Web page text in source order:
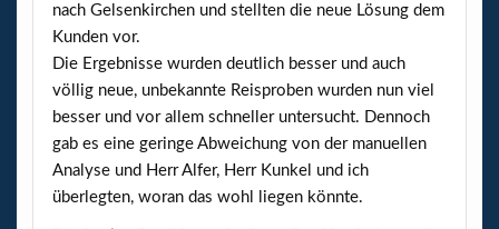
nach Gelsenkirchen und stellten die neue Lösung dem
Kunden vor.
Die Ergebnisse wurden deutlich besser und auch
völlig neue, unbekannte Reisproben wurden nun viel
besser und vor allem schneller untersucht. Dennoch
gab es eine geringe Abweichung von der manuellen
Analyse und Herr Alfer, Herr Kunkel und ich
überlegten, woran das wohl liegen könnte.